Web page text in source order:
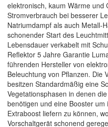
elektronisch, kaum Wärme und
Stromverbrauch bei besserer
Natriumdampf als auch Metall-
schonender Start des
Lebensdauer verkabelt mit
Reflektor 5 Jahre Garantie
führenden Hersteller von
Beleuchtung von Pflanzen. Die
besitzen Standardmäßig eine
Vegetationsphasen in denen
benötigen und eine Booster
Extraboost liefern zu können,
Vorschaltgerät schonend